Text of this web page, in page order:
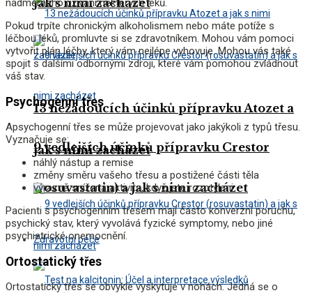
jak s nimi zacházet
9 vedlejších účinků přípravku Crestor
(rosuvastatin) a jak s nimi zacházet
Zdravotní péče
13 nežádoucích účinků přípravku Atozet a
jak s nimi zacházet
nadměrného užívání některých léků.
Pokud trpíte chronickým alkoholismem nebo máte potíže s
léčbou léků, promluvte si se zdravotníkem. Mohou vám pomoci
vytvořit plán léčby, který vám nejlépe vyhovuje. Mohou vás také
spojit s dalšími odbornými zdroji, které vám pomohou zvládnout
váš stav.
Psychogenní třes
Apsychogenní třes se může projevovat jako jakýkoli z typů třesu.
Vyznačuje se:
náhlý nástup a remise
změny směru vašeho třesu a postižené části těla
výrazně snížená aktivita, když jste rozptýleni
Pacienti s psychogenním třesem mají často konverzní poruchu,
psychický stav, který vyvolává fyzické symptomy, nebo jiné
psychiatrické onemocnění.
Ortostatický třes
Ortostatický třes se obvykle vyskytuje v nohách. Jedná se o